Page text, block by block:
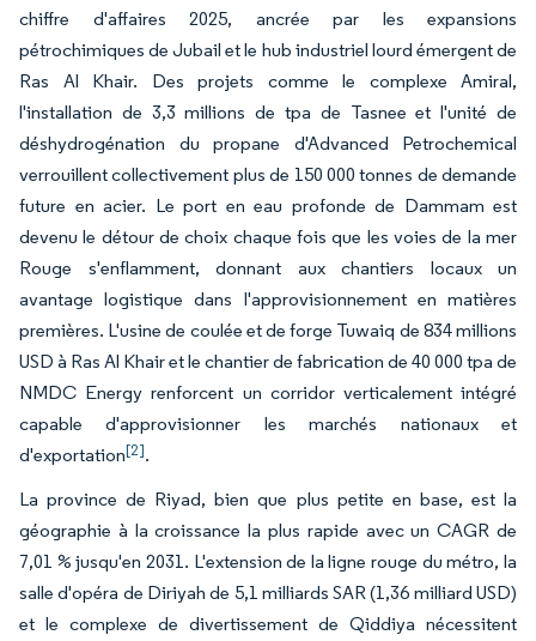
chiffre d'affaires 2025, ancrée par les expansions
pétrochimiques de Jubail et le hub industriel lourd émergent de
Ras Al Khair. Des projets comme le complexe Amiral,
l'installation de 3,3 millions de tpa de Tasnee et l'unité de
déshydrogénation du propane d'Advanced Petrochemical
verrouillent collectivement plus de 150 000 tonnes de demande
future en acier. Le port en eau profonde de Dammam est
devenu le détour de choix chaque fois que les voies de la mer
Rouge s'enflamment, donnant aux chantiers locaux un
avantage logistique dans l'approvisionnement en matières
premières. L'usine de coulée et de forge Tuwaiq de 834 millions
USD à Ras Al Khair et le chantier de fabrication de 40 000 tpa de
NMDC Energy renforcent un corridor verticalement intégré
capable d'approvisionner les marchés nationaux et
d'exportation[2].
La province de Riyad, bien que plus petite en base, est la
géographie à la croissance la plus rapide avec un CAGR de
7,01 % jusqu'en 2031. L'extension de la ligne rouge du métro, la
salle d'opéra de Diriyah de 5,1 milliards SAR (1,36 milliard USD)
et le complexe de divertissement de Qiddiya nécessitent